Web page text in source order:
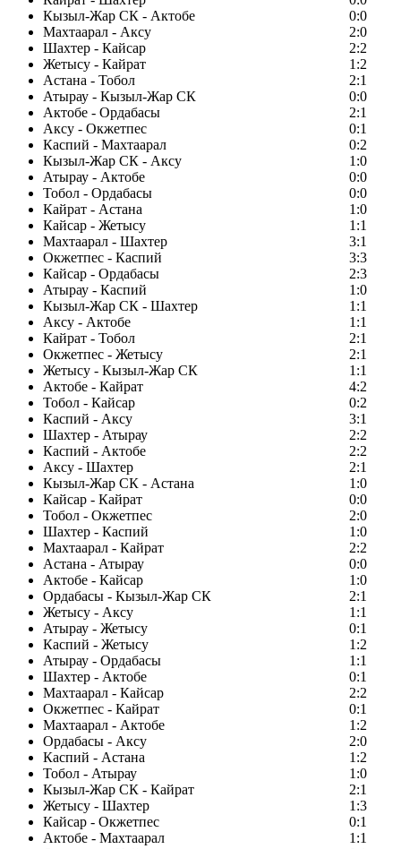
Кызыл-Жар СК - Актобе
0:0
Махтаарал - Аксу
2:0
Шахтер - Кайсар
2:2
Жетысу - Кайрат
1:2
Астана - Тобол
2:1
Атырау - Кызыл-Жар СК
0:0
Актобе - Ордабасы
2:1
Аксу - Окжетпес
0:1
Каспий - Махтаарал
0:2
Кызыл-Жар СК - Аксу
1:0
Атырау - Актобе
0:0
Тобол - Ордабасы
0:0
Кайрат - Астана
1:0
Кайсар - Жетысу
1:1
Махтаарал - Шахтер
3:1
Окжетпес - Каспий
3:3
Кайсар - Ордабасы
2:3
Атырау - Каспий
1:0
Кызыл-Жар СК - Шахтер
1:1
Аксу - Актобе
1:1
Кайрат - Тобол
2:1
Окжетпес - Жетысу
2:1
Жетысу - Кызыл-Жар СК
1:1
Актобе - Кайрат
4:2
Тобол - Кайсар
0:2
Каспий - Аксу
3:1
Шахтер - Атырау
2:2
Каспий - Актобе
2:2
Аксу - Шахтер
2:1
Кызыл-Жар СК - Астана
1:0
Кайсар - Кайрат
0:0
Тобол - Окжетпес
2:0
Шахтер - Каспий
1:0
Махтаарал - Кайрат
2:2
Астана - Атырау
0:0
Актобе - Кайсар
1:0
Ордабасы - Кызыл-Жар СК
2:1
Жетысу - Аксу
1:1
Атырау - Жетысу
0:1
Каспий - Жетысу
1:2
Атырау - Ордабасы
1:1
Шахтер - Актобе
0:1
Махтаарал - Кайсар
2:2
Окжетпес - Кайрат
0:1
Махтаарал - Актобе
1:2
Ордабасы - Аксу
2:0
Каспий - Астана
1:2
Тобол - Атырау
1:0
Кызыл-Жар СК - Кайрат
2:1
Жетысу - Шахтер
1:3
Кайсар - Окжетпес
0:1
Актобе - Махтаарал
1:1